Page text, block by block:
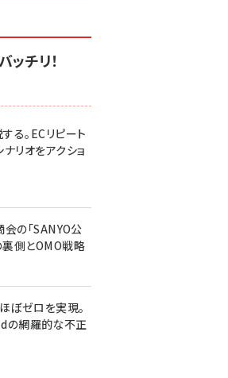
チリ！
る。ECリピート
リオをアクショ
の「SANYO公
裏側とOMO戦略
ぼゼロを実現。
の網羅的な不正